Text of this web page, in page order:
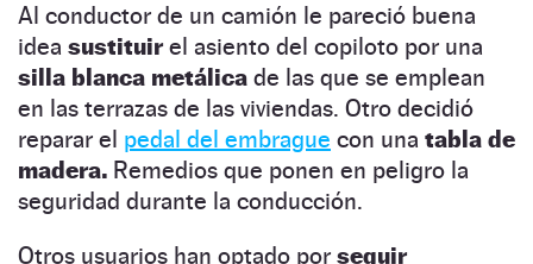
Al conductor de un camión le pareció buena
idea sustituirel asiento del copiloto por una
silla blanca metálica de las que se emplean
en las terrazas de las viviendas. Otro decidió
reparar el pedal del embrague con una tabla de
madera. Remedios que ponen en peligro la
seguridad durante la conducción.
Otros usuarios han optado por seguir